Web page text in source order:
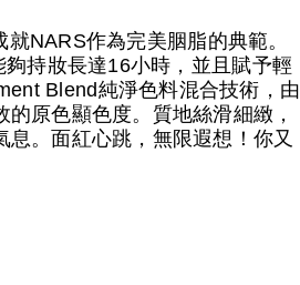
NARS作為完美胭脂的典範。
持妝長達16小時，並且賦予輕
Blend純淨色料混合技術，由
原色顯色度。質地絲滑細緻，
。面紅心跳，無限遐想！你又